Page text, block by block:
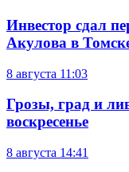
Инвестор сдал
Акулова в
8 августа 11:03
Грозы, град и
воскресенье
8 августа 14:41